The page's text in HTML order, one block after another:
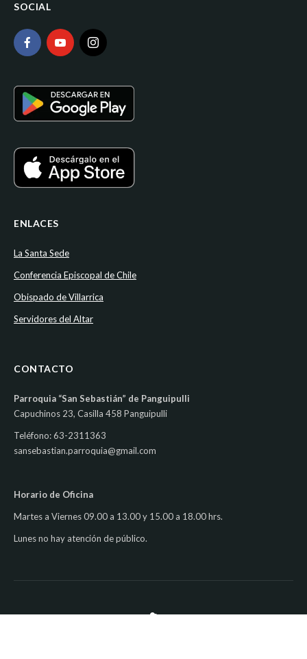
SOCIAL
ENLACES
La Santa Sede
Conferencia Episcopal de Chile
Obispado de Villarrica
Servidores del Altar
CONTACTO
Parroquia “San Sebastián” de Panguipulli
Capuchinos 23, Casilla 458 Panguipulli
Teléfono: 63-2311363
sansebastian.parroquia@gmail.com
Horario de Oficina
Martes a Viernes 09.00 a 13.00 y 15.00 a 18.00 hrs.
Lunes no hay atención de público.